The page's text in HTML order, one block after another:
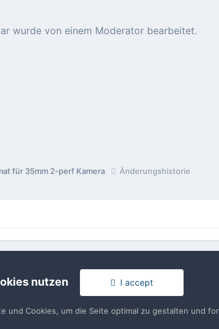
wurde von einem Moderator bearbeitet.
für 35mm 2-perf Kamera Änderungshistorie
Realisierung: IN-Solution
Powered by Invision Community
nutzen I accept
Cookies, um die Seite optimal zu gestalten und